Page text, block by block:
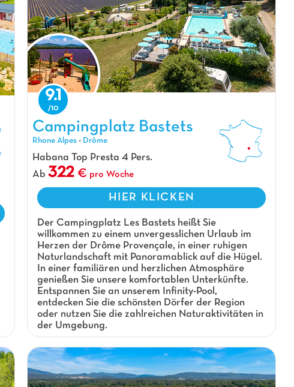
Campingplatz Bastets, Campingplatz Rhone Alpes
9.1
Campingplatz Bastets
Rhone Alpes - Drôme
Habana Top Presta 4 Pers.
Ab322 pro Woche
HIER KLICKEN
Der Campingplatz Les Bastets heißt Sie
willkommen zu einem unvergesslichen Urlaub im
Herzen der Drôme Provençale, in einer ruhigen
Naturlandschaft mit Panoramablick auf die Hügel.
In einer familiären und herzlichen Atmosphäre
genießen Sie unsere komfortablen Unterkünfte.
Entspannen Sie an unserem Infinity-Pool,
entdecken Sie die schönsten Dörfer der Region
oder nutzen Sie die zahlreichen Naturaktivitäten in
der Umgebung.